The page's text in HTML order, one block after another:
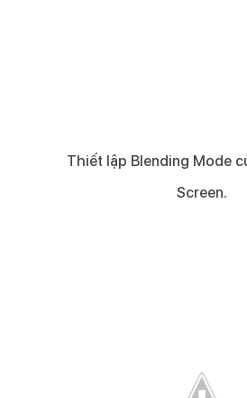
Thiết lập Blending Mode
Screen.​